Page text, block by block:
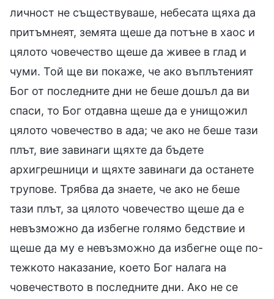
личност не съществуваше, небесата щяха да
притъмнеят, земята щеше да потъне в хаос и
цялото човечество щеше да живее в глад и
чуми. Той ще ви покаже, че ако въплътеният
Бог от последните дни не беше дошъл да ви
спаси, то Бог отдавна щеше да е унищожил
цялото човечество в ада; че ако не беше тази
плът, вие завинаги щяхте да бъдете
архигрешници и щяхте завинаги да останете
трупове. Трябва да знаете, че ако не беше
тази плът, за цялото човечество щеше да е
невъзможно да избегне голямо бедствие и
щеше да му е невъзможно да избегне още по-
тежкото наказание, което Бог налага на
човечеството в последните дни. Ако не се